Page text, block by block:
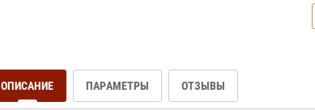
ОПИСАНИЕ ПАРАМЕТРЫ ОТЗЫВЫ